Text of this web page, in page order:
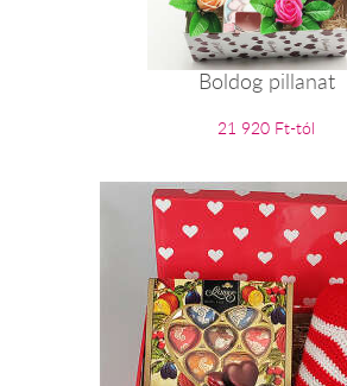
Boldog pillanat
21 920 Ft-tól